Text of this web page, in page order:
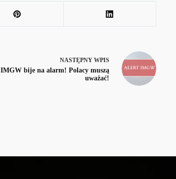
NASTĘPNY WPIS
IMGW bije na alarm! Polacy muszą
uważać!